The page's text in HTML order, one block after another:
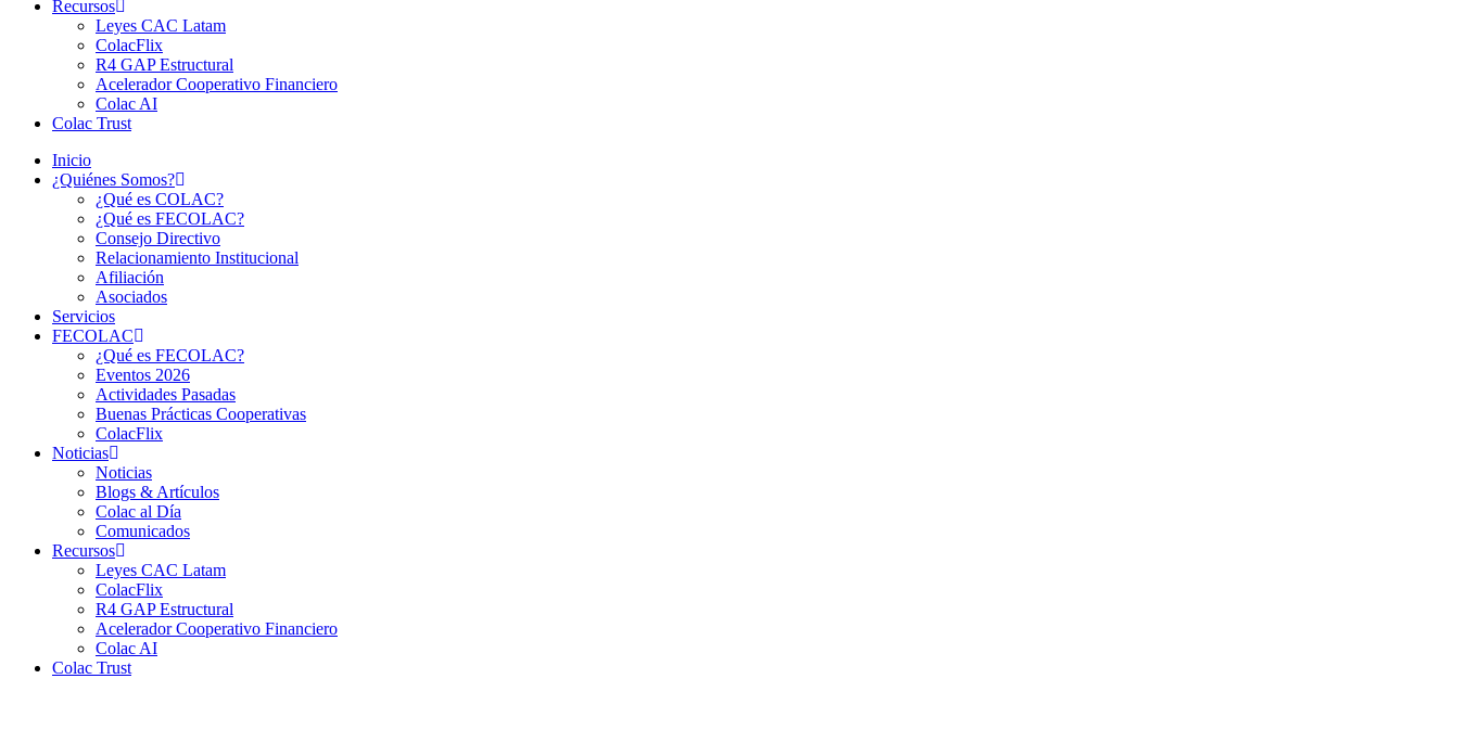
Recursos
Leyes CAC Latam
ColacFlix
R4 GAP Estructural
Acelerador Cooperativo Financiero
Colac AI
Colac Trust
Inicio
¿Quiénes Somos?
¿Qué es COLAC?
¿Qué es FECOLAC?
Consejo Directivo
Relacionamiento Institucional
Afiliación
Asociados
Servicios
FECOLAC
¿Qué es FECOLAC?
Eventos 2026
Actividades Pasadas
Buenas Prácticas Cooperativas
ColacFlix
Noticias
Noticias
Blogs & Artículos
Colac al Día
Comunicados
Recursos
Leyes CAC Latam
ColacFlix
R4 GAP Estructural
Acelerador Cooperativo Financiero
Colac AI
Colac Trust